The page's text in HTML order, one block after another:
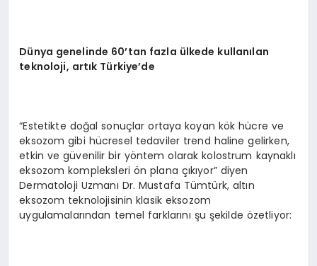
Dünya genelinde 60’tan fazla ülkede kullanılan
teknoloji, artık Türkiye’de
“Estetikte doğal sonuçlar ortaya koyan kök hücre ve
eksozom gibi hücresel tedaviler trend haline gelirken,
etkin ve güvenilir bir yöntem olarak kolostrum kaynaklı
eksozom kompleksleri ön plana çıkıyor” diyen
Dermatoloji Uzmanı Dr. Mustafa Tümtürk, altın
eksozom teknolojisinin klasik eksozom
uygulamalarından temel farklarını şu şekilde özetliyor: